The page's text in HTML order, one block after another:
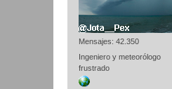
Mensajes: 42.350
Ingeniero y meteorólogo
frustrado